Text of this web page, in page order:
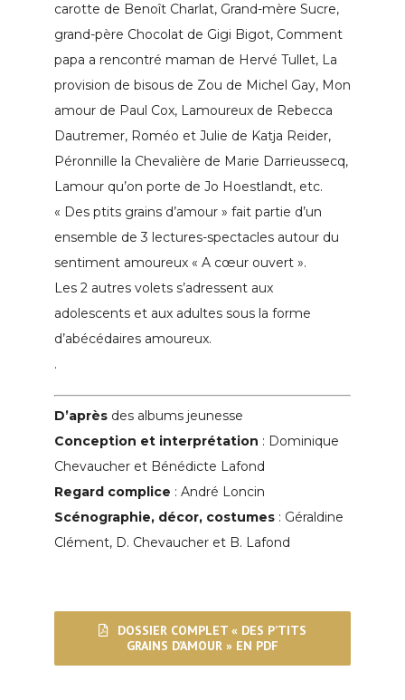
carotte de Benoît Charlat, Grand-mère Sucre,
grand-père Chocolat de Gigi Bigot, Comment
papa a rencontré maman de Hervé Tullet, La
provision de bisous de Zou de Michel Gay, Mon
amour de Paul Cox, Lamoureux de Rebecca
Dautremer, Roméo et Julie de Katja Reider,
Péronnille la Chevalière de Marie Darrieussecq,
Lamour qu’on porte de Jo Hoestlandt, etc.
« Des ptits grains d’amour » fait partie d’un
ensemble de 3 lectures-spectacles autour du
sentiment amoureux « A cœur ouvert ».
Les 2 autres volets s’adressent aux
adolescents et aux adultes sous la forme
d’abécédaires amoureux.
.
D’après des albums jeunesse
Conception et interprétation : Dominique
Chevaucher et Bénédicte Lafond
Regard complice : André Loncin
Scénographie, décor, costumes : Géraldine
Clément, D. Chevaucher et B. Lafond
DOSSIER COMPLET « DES P’TITS
GRAINS D’AMOUR » EN PDF